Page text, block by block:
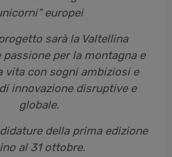
europei
sarà la Valtellina
per la montagna e
vita con sogni ambiziosi e
innovazione disruptive e
globale.
della prima edizione
al 31 ottobre.